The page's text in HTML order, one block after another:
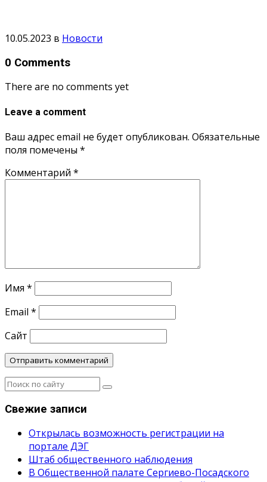
10.05.2023 в Новости
0 Comments
There are no comments yet
Leave a comment
Ваш адрес email не будет опубликован. Обязательные
поля помечены *
Комментарий *
Имя *
Email *
Сайт
Свежие записи
Открылась возможность регистрации на
портале ДЭГ
Штаб общественного наблюдения
В Общественной палате Сергиево-Посадского